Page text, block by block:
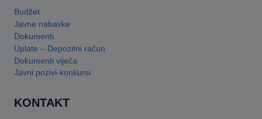
Budžet
Javne nabavke
Dokumenti
Uplate – Depozitni račun
Dokumenti vijeća
Javni pozivi-konkursi
KONTAKT